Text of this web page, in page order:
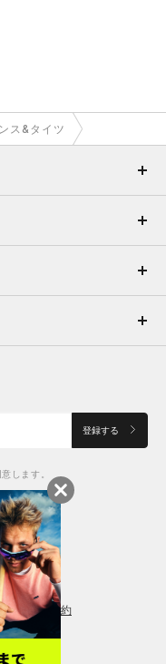
ス&タイツ
登録する
します。
会員規約